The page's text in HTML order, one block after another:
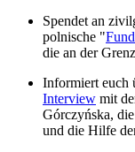
Spendet an
polnische "
die an der
Informiert euch
Interview mit
Górczyńska,
und die Hilfe